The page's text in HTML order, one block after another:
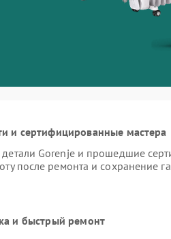
и сертифицированные мастера
Gorenje и прошедшие
после ремонта и сохранение
и быстрый ремонт